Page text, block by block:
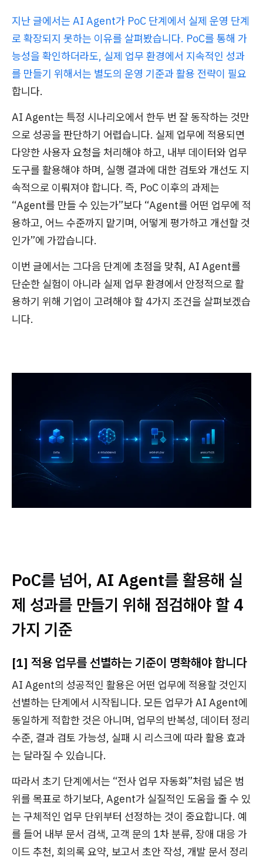
지난 글에서는 AI Agent가 PoC 단계에서 실제 운영 단계
로 확장되지 못하는 이유를 살펴봤습니다. PoC를 통해 가
능성을 확인하더라도, 실제 업무 환경에서 지속적인 성과
를 만들기 위해서는 별도의 운영 기준과 활용 전략이 필요
합니다.
AI Agent는 특정 시나리오에서 한두 번 잘 동작하는 것만
으로 성공을 판단하기 어렵습니다. 실제 업무에 적용되면
다양한 사용자 요청을 처리해야 하고, 내부 데이터와 업무
도구를 활용해야 하며, 실행 결과에 대한 검토와 개선도 지
속적으로 이뤄져야 합니다. 즉, PoC 이후의 과제는
“Agent를 만들 수 있는가”보다 “Agent를 어떤 업무에 적
용하고, 어느 수준까지 맡기며, 어떻게 평가하고 개선할 것
인가”에 가깝습니다.
이번 글에서는 그다음 단계에 초점을 맞춰, AI Agent를
단순한 실험이 아니라 실제 업무 환경에서 안정적으로 활
용하기 위해 기업이 고려해야 할 4가지 조건을 살펴보겠습
니다.
PoC를 넘어, AI Agent를 활용해 실
제 성과를 만들기 위해 점검해야 할 4
가지 기준
[1] 적용 업무를 선별하는 기준이 명확해야 합니다
AI Agent의 성공적인 활용은 어떤 업무에 적용할 것인지
선별하는 단계에서 시작됩니다. 모든 업무가 AI Agent에
동일하게 적합한 것은 아니며, 업무의 반복성, 데이터 정리
수준, 결과 검토 가능성, 실패 시 리스크에 따라 활용 효과
는 달라질 수 있습니다.
따라서 초기 단계에서는 “전사 업무 자동화”처럼 넓은 범
위를 목표로 하기보다, Agent가 실질적인 도움을 줄 수 있
는 구체적인 업무 단위부터 선정하는 것이 중요합니다. 예
를 들어 내부 문서 검색, 고객 문의 1차 분류, 장애 대응 가
이드 추천, 회의록 요약, 보고서 초안 작성, 개발 문서 정리